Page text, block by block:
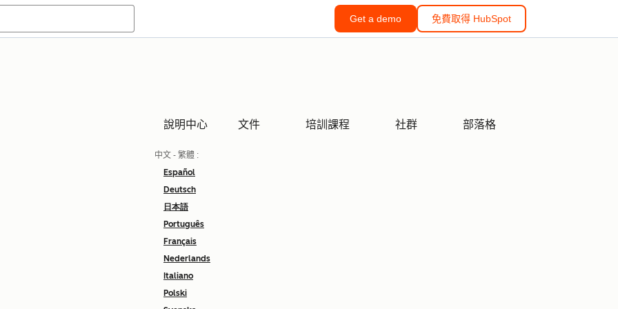
Get a demo 免費取得 HubSpot
說明中心 文件 培訓課程 社群 部落格
中文 - 繁體 :
Español
Deutsch
日本語
Português
Français
Nederlands
Italiano
Polski